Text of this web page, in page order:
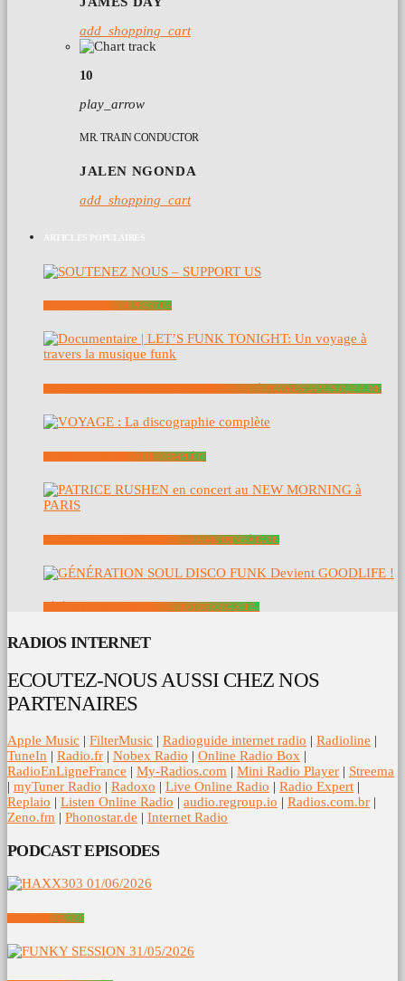
add_shopping_cart
10
play_arrow
MR. TRAIN CONDUCTOR
JALEN NGONDA
add_shopping_cart
ARTICLES POPULAIRES
SOUTENEZ NOUS – SUPPORT US
DOCUMENTAIRE | LET’S FUNK TONIGHT: UN VOYAGE À TRAVERS LA MUSIQUE FUNK
VOYAGE : LA DISCOGRAPHIE COMPLÈTE
PATRICE RUSHEN EN CONCERT AU NEW MORNING À PARIS
GÉNÉRATION SOUL DISCO FUNK DEVIENT GOODLIFE !
RADIOS INTERNET
ECOUTEZ-NOUS AUSSI CHEZ NOS
PARTENAIRES
Apple Music | FilterMusic | Radioguide internet radio | Radioline |
TuneIn | Radio.fr | Nobex Radio | Online Radio Box |
RadioEnLigneFrance | My-Radios.com | Mini Radio Player | Streema
| myTuner Radio | Radoxo | Live Online Radio | Radio Expert |
Replaio | Listen Online Radio | audio.regroup.io | Radios.com.br |
Zeno.fm | Phonostar.de | Internet Radio
PODCAST EPISODES
HAXX303 01/06/2026